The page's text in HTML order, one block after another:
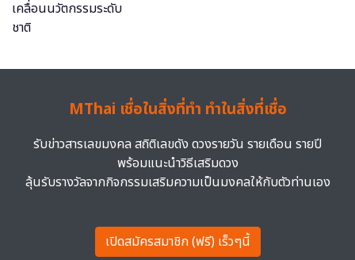
MThai เชื่อในสิ่งที่ทำ ทำในสิ่งที่เชื่อ
รับข่าวสารเลขมงคล สถิติเลขดัง ดวงรายวัน รายเดือน รายปี
พร้อมแนะนำวิธีเสริมดวง
ลุ้นรับรางวัลจากกิจกรรมเสริมความเป็นมงคลให้กับตัวท่านเอง
เปิดสมัครสมาชิก (ฟรี) เร็วๆนี้